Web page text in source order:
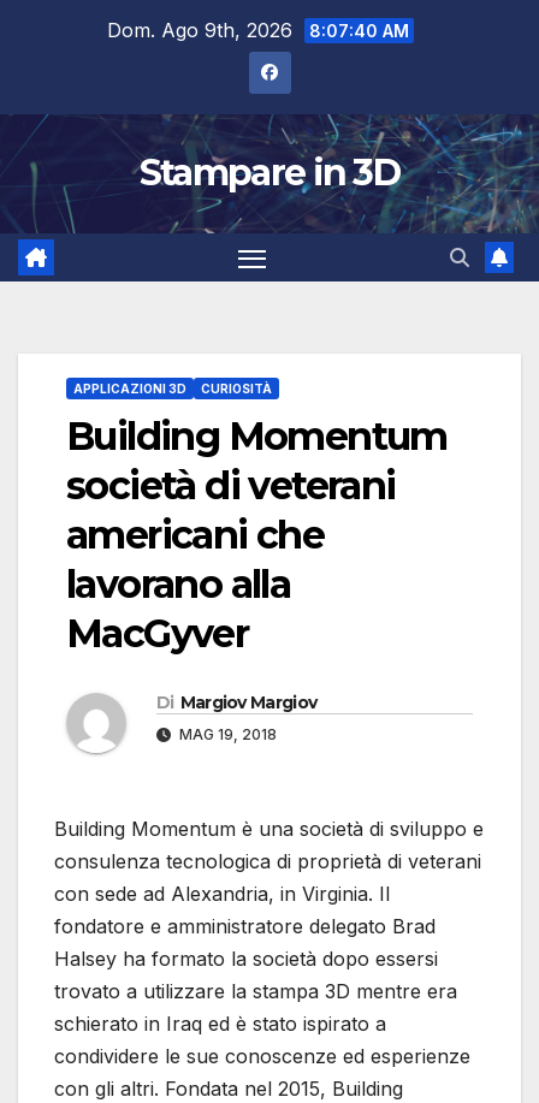
Dom. Ago 9th, 2026 8:07:41 AM
Stampare in 3D
APPLICAZIONI 3D CURIOSITÀ
Building Momentum
società di veterani
americani che
lavorano alla
MacGyver
Di Margiov Margiov
MAG 19, 2018
Building Momentum è una società di sviluppo e
consulenza tecnologica di proprietà di veterani
con sede ad Alexandria, in Virginia. Il
fondatore e amministratore delegato Brad
Halsey ha formato la società dopo essersi
trovato a utilizzare la stampa 3D mentre era
schierato in Iraq ed è stato ispirato a
condividere le sue conoscenze ed esperienze
con gli altri. Fondata nel 2015, Building